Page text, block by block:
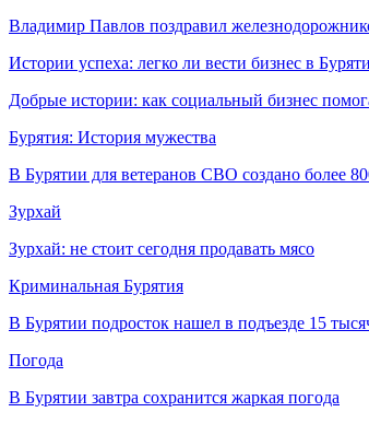
Владимир Павлов поздравил
Истории успеха: легко ли вести бизнес в
Добрые истории: как социальный бизнес
Бурятия: История мужества
В Бурятии для ветеранов СВО создано более
Зурхай
Зурхай: не стоит сегодня продавать мясо
Криминальная Бурятия
В Бурятии подросток нашел в подъезде 15
Погода
В Бурятии завтра сохранится жаркая погода